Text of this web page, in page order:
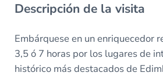
Descripción de la visita
Embárquese en un enriquecedor
3,5 ó 7 horas por los lugares de
histórico más destacados de